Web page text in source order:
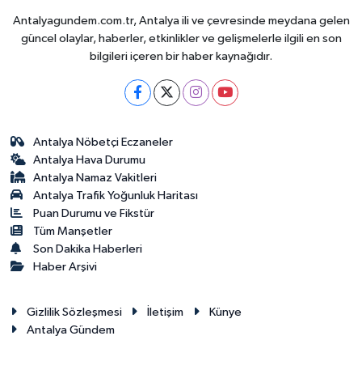
Antalyagundem.com.tr, Antalya ili ve çevresinde meydana gelen
güncel olaylar, haberler, etkinlikler ve gelişmelerle ilgili en son
bilgileri içeren bir haber kaynağıdır.
Antalya Nöbetçi Eczaneler
Antalya Hava Durumu
Antalya Namaz Vakitleri
Antalya Trafik Yoğunluk Haritası
Puan Durumu ve Fikstür
Tüm Manşetler
Son Dakika Haberleri
Haber Arşivi
Gizlilik Sözleşmesi İletişim
Künye
Antalya Gündem